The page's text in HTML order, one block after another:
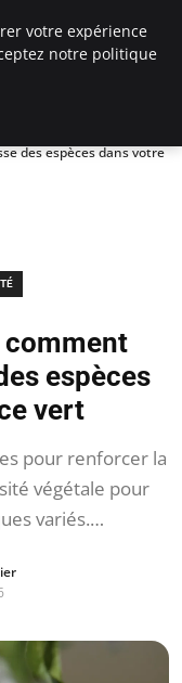
des espèces dans votre
espèces
vert
pour renforcer la
végétale pour
variés.…
votre expérience
notre politique